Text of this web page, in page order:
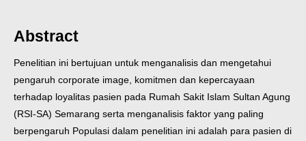
Abstract
Penelitian ini bertujuan untuk menganalisis dan mengetahui
pengaruh corporate image, komitmen dan kepercayaan
terhadap loyalitas pasien pada Rumah Sakit Islam Sultan Agung
(RSI-SA) Semarang serta menganalisis faktor yang paling
berpengaruh Populasi dalam penelitian ini adalah para pasien di